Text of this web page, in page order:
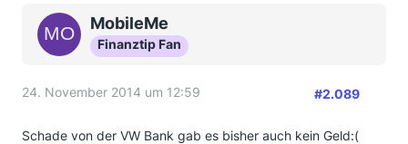
MobileMe
Finanztip Fan
24. November 2014 um 12:59 #2.089
Schade von der VW Bank gab es bisher auch kein Geld:(